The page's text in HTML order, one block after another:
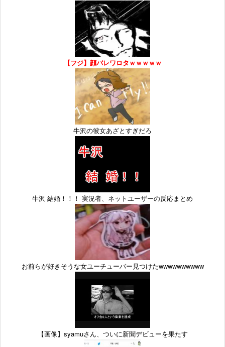
【フジ】顔バレワロタｗｗｗｗｗ
牛沢の彼女あざとすぎだろ
牛沢 結婚！！！ 実況者、ネットユーザーの反応まとめ
お前らが好きそうな女ユーチューバー見つけたwwwwwwwwww
【画像】syamuさん、ついに新聞デビューを果たす